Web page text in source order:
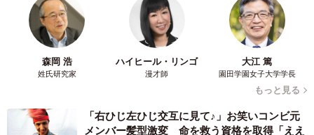
森岡 浩
姓氏研究家
ハイヒール・リンゴ
漫才師
大江 篤
園田学園女子大学学長
もっと見る
「右ひじ左ひじ交互に見て♪」お笑いコンビ元
メンバー髪型激変 命を救う資格を取得「ええ